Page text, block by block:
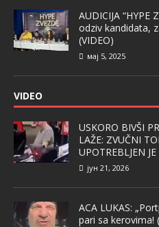
AUDICIJA “HYPE
odziv kandidata,
(VIDEO)
мај 5, 2025
VIDEO
USKORO BIVŠI
LAŽE: ZVUČNI
UPOTREBLJEN
јун 21, 2026
ACA LUKAS:
pari sa kerovima!